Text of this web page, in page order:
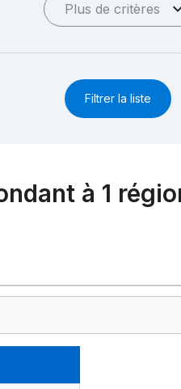
Plus de critères
Filtrer la liste
à 1